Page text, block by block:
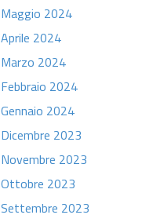
Maggio 2024
Aprile 2024
Marzo 2024
Febbraio 2024
Gennaio 2024
Dicembre 2023
Novembre 2023
Ottobre 2023
Settembre 2023